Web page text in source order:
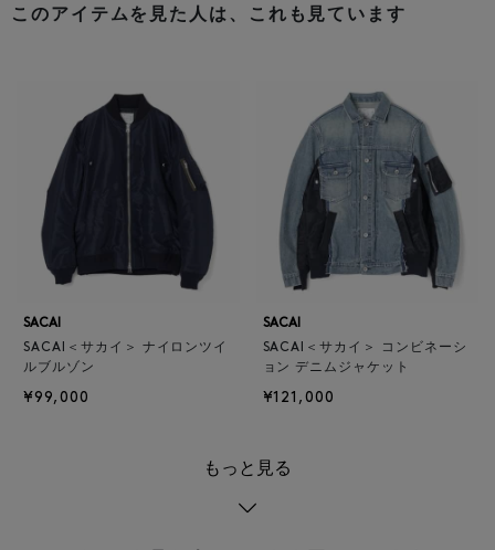
このアイテムを見た人は、これも見ています
SACAI
SACAI＜サカイ＞ ナイロンツイ
ルブルゾン
¥99,000
SACAI
SACAI＜サカイ＞ コンビネーシ
ョン デニムジャケット
¥121,000
もっと見る